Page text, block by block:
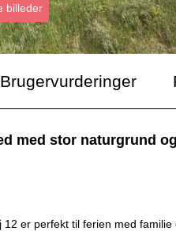
billeder
Brugervurderinger
med stor naturgrund
er perfekt til ferien med